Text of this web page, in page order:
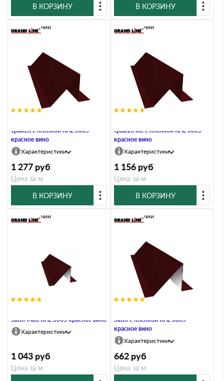
В КОРЗИНУ
В КОРЗИНУ
Quarzit с пленкой RAL 3005
красное вино
В наличии
Характеристики
1 277 руб
Цена за м
В КОРЗИНУ
Quarzit lite с пленкой RAL 3005
красное вино
В наличии
Характеристики
1 156 руб
Цена за м
В КОРЗИНУ
Satin Мatt RAL 3005 красное вино
В наличии
Характеристики
1 043 руб
Цена за м
Satin с пленкой RAL 3005
красное вино
В наличии
Характеристики
662 руб
Цена за м